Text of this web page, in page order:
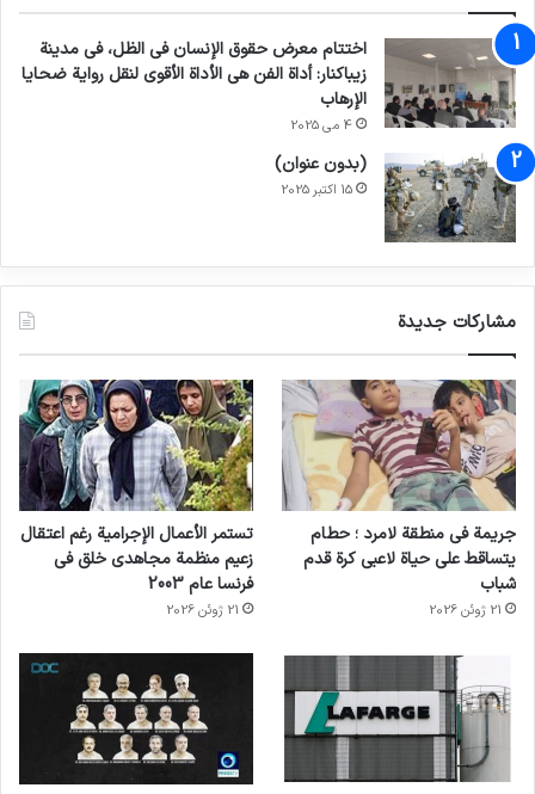
اختتام معرض حقوق الإنسان في الظل، في مدينة
زيباكنار: أداة الفن هي الأداة الأقوى لنقل رواية ضحايا
الإرهاب
4 می 2025
(بدون عنوان)
15 اکتبر 2025
مشاركات جديدة
جريمة في منطقة لامرد ؛ حطام
يتساقط على حياة لاعبي كرة قدم
شباب
21 ژوئن 2026
تستمر الأعمال الإجرامية رغم اعتقال
زعيم منظمة مجاهدي خلق في
فرنسا عام 2003
21 ژوئن 2026